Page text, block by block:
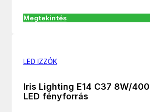
Megtekintés
LED IZZÓK
Iris Lighting E14 C37 8W/
LED fényforrás